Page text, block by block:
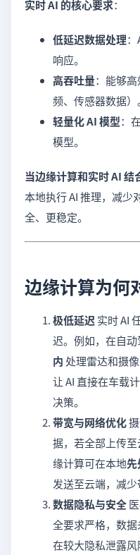
实时 AI 的核心要求：
低延迟数据处理
响应。
高吞吐量：能够
频、传感器数据）
轻量化 AI 模型：
模型。
当边缘计算和实时 AI
本地执行 AI 推理，减少
全、更稳定。
边缘计算为何
极低延迟实时 AI
迟。例如，在自
内 处理雷达和摄
让 AI 直接在车载
决策。
带宽与网络优化
据，若全部上传
缘计算可在本地先
发送至云端，减少
数据隐私与安全
全要求严格，数
在较大隐私泄露风